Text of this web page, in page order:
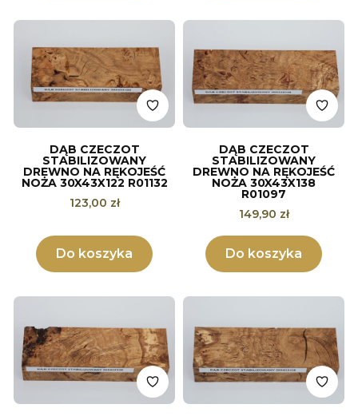
DĄB CZECZOT
STABILIZOWANY
DREWNO NA RĘKOJEŚĆ
NOŻA 30X43X122 R01132
Cena
123,00 zł
Do koszyka
DĄB CZECZOT
STABILIZOWANY
DREWNO NA RĘKOJEŚĆ
NOŻA 30X43X138
R01097
Cena
149,90 zł
Do koszyka